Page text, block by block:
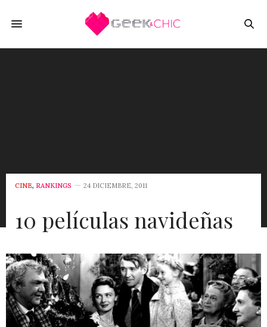
CINE, RANKINGS 24 DICIEMBRE, 2011
10 películas navideñas